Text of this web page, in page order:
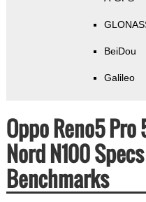
BeiDou
Galileo
Oppo Reno5
Nord N100
Benchmarks